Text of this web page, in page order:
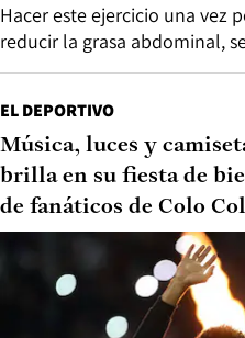
Hacer este ejercicio una vez
reducir la grasa abdominal,
EL DEPORTIVO
Música, luces y
brilla en su fiesta de
de fanáticos de Colo